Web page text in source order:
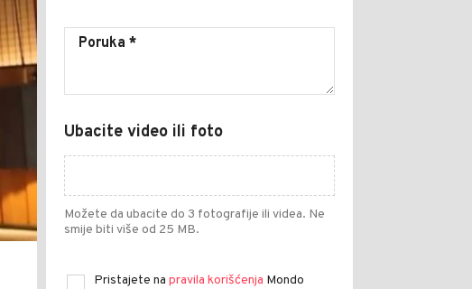
Ubacite video ili foto
Možete da ubacite do 3 fotografije ili videa. Ne
smije biti više od 25 MB.
Pristajete na pravila korišćenja Mondo